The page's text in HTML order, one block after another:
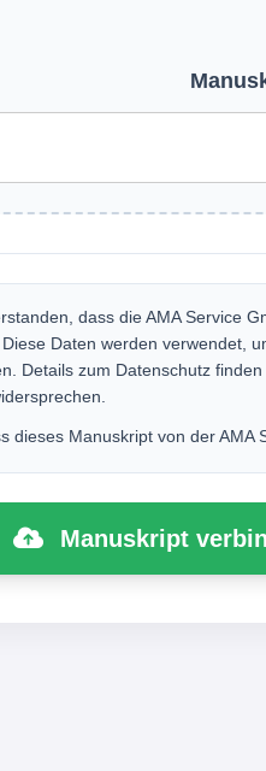
dass die AMA Service
Daten werden verwendet,
Details zum Datenschutz
dieses Manuskript von der
Manuskript